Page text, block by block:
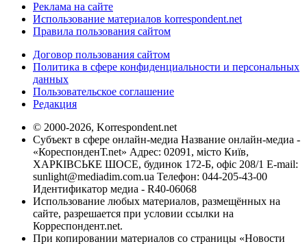
Реклама на сайте
Использование материалов korrespondent.net
Правила пользования сайтом
Договор пользования сайтом
Политика в сфере конфиденциальности и персональных
данных
Пользовательское соглашение
Редакция
© 2000-2026, Korrespondent.net
Субъект в сфере онлайн-медиа Название онлайн-медиа -
«КореспонденТ.net» Адрес: 02091, місто Київ,
ХАРКІВСЬКЕ ШОСЕ, будинок 172-Б, офіс 208/1 E-mail:
sunlight@mediadim.com.ua Телефон: 044-205-43-00
Идентификатор медиа - R40-06068
Использование любых материалов, размещённых на
сайте, разрешается при условии ссылки на
Корреспондент.net.
При копировании материалов со страницы «Новости